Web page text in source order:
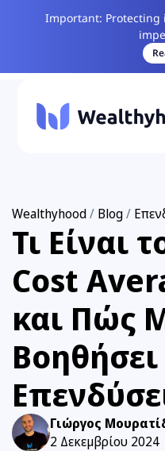
Important: Protecting
Wealthyhood/ Blog/
Τι Είναι
Cost
και Πώς
Βοηθήσει
Γιώργος
2 Δεκεμβρίου 2024